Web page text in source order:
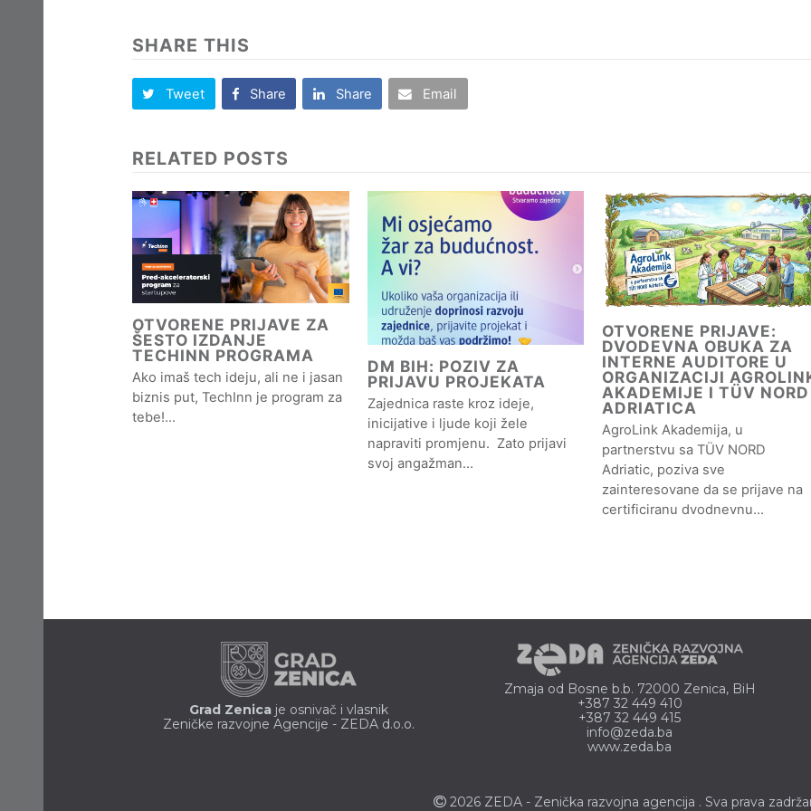
SHARE THIS
Tweet Share Share Email
RELATED POSTS
OTVORENE PRIJAVE ZA
ŠESTO IZDANJE
TECHINN PROGRAMA
Ako imaš tech ideju, ali ne i jasan
biznis put, TechInn je program za
tebe!…
DM BIH: POZIV ZA
PRIJAVU PROJEKATA
Zajednica raste kroz ideje,
inicijative i ljude koji žele
napraviti promjenu. Zato prijavi
svoj angažman…
OTVORENE PRIJAVE:
DVODEVNA OBUKA ZA
INTERNE AUDITORE U
ORGANIZACIJI
AKADEMIJE I TÜV NORD
ADRIATICA
AgroLink Akademija, u
partnerstvu sa TÜV NORD
Adriatic, poziva sve
zainteresovane da se prijave na
certificiranu dvodnevnu…
Grad Zenica je osnivač i vlasnik
Zeničke razvojne Agencije - ZEDA d.o.o.
Zmaja od Bosne b.b. 72000 Zenica, BiH
+387 32 449 410
+387 32 449 415
info@zeda.ba
www.zeda.ba
2026 ZEDA - Zenička razvojna agencija . Sva prava